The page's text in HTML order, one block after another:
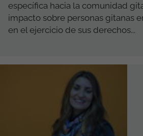
específica hacia la comunidad
impacto sobre personas gitanas
en el ejercicio de sus derechos...